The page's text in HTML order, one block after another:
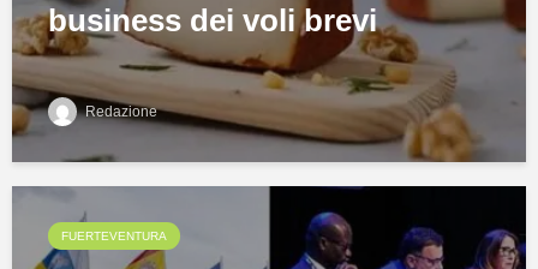
business dei voli brevi
Redazione
FUERTEVENTURA